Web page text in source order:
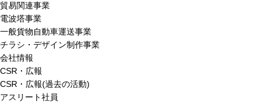
貿易関連事業
電波塔事業
一般貨物自動車運送事業
チラシ・デザイン制作事業
会社情報
CSR・広報
CSR・広報(過去の活動)
アスリート社員